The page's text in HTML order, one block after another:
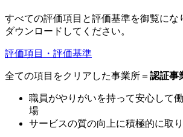
すべての評価項目と評価基準を御覧にな
ダウンロードしてください。
評価項目・評価基準
全ての項目をクリアした事業所＝ 認証事
職員がやりがいを持って安心して
場
サービスの質の向上に積極的に取